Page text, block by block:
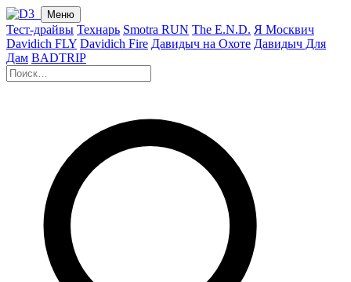
Меню
Тест-драйвы Технарь Smotra RUN The E.N.D. Я Москвич
Davidich FLY Davidich Fire Давидыч на Охоте Давидыч Для
Дам BADTRIP